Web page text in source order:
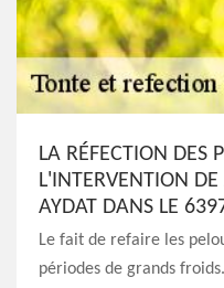
LA RÉFECTION DES
L'INTERVENTION
AYDAT DANS LE
Le fait de refaire les
périodes de grands